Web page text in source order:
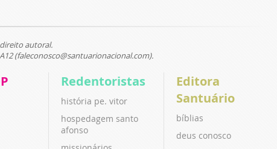
autoral.
(faleconosco@santuarionacional.com).
Redentoristas
história pe. vitor
hospedagem santo
afonso
Editora
Santuário
bíblias
deus conosco